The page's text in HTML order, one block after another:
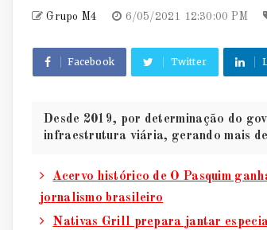
Grupo M4 6/05/2021 12:30:00 PM
Facebook Twitter
Desde 2019, por determinação do
infraestrutura viária, gerando mais
Acervo histórico de O Pasquim
jornalismo brasileiro
Nativas Grill prepara jantar